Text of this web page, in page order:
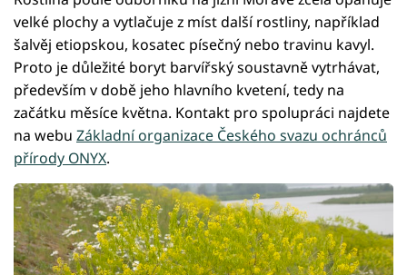
velké plochy a vytlačuje z míst další rostliny, například
šalvěj etiopskou, kosatec písečný nebo travinu kavyl.
Proto je důležité boryt barvířský soustavně vytrhávat,
především v době jeho hlavního kvetení, tedy na
začátku měsíce května. Kontakt pro spolupráci najdete
na webu Základní organizace Českého svazu ochránců
přírody ONYX.